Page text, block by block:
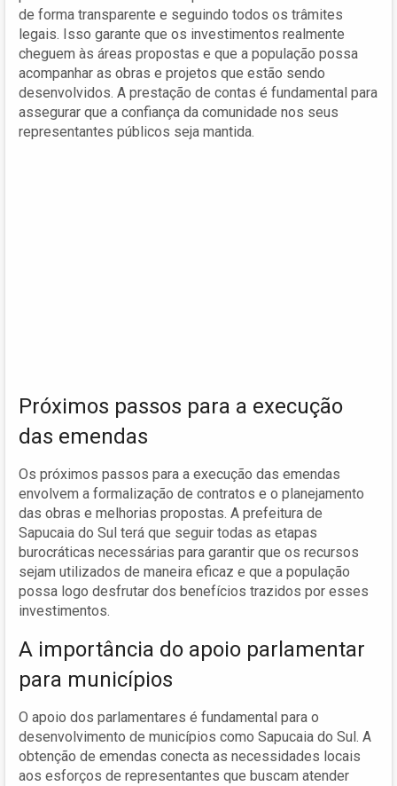
de forma transparente e seguindo todos os trâmites
legais. Isso garante que os investimentos realmente
cheguem às áreas propostas e que a população possa
acompanhar as obras e projetos que estão sendo
desenvolvidos. A prestação de contas é fundamental para
assegurar que a confiança da comunidade nos seus
representantes públicos seja mantida.
Próximos passos para a execução
das emendas
Os próximos passos para a execução das emendas
envolvem a formalização de contratos e o planejamento
das obras e melhorias propostas. A prefeitura de
Sapucaia do Sul terá que seguir todas as etapas
burocráticas necessárias para garantir que os recursos
sejam utilizados de maneira eficaz e que a população
possa logo desfrutar dos benefícios trazidos por esses
investimentos.
A importância do apoio parlamentar
para municípios
O apoio dos parlamentares é fundamental para o
desenvolvimento de municípios como Sapucaia do Sul. A
obtenção de emendas conecta as necessidades locais
aos esforços de representantes que buscam atender